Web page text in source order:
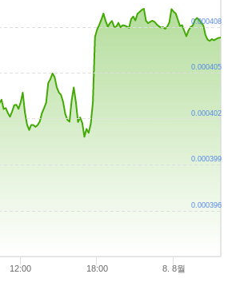
12:00 18:00 8. 8월
0.000396
0.000399
0.000402
0.000405
0.000408